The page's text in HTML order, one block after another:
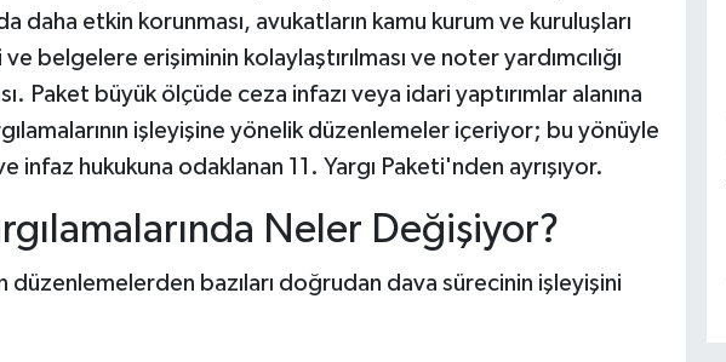
daha etkin korunması, avukatların kamu kurum ve kuruluşları
belgelere erişiminin kolaylaştırılması ve noter yardımcılığı
Paket büyük ölçüde ceza infazı veya idari yaptırımlar alanına
işleyişine yönelik düzenlemeler içeriyor; bu yönüyle
infaz hukukuna odaklanan 11. Yargı Paketi'nden ayrışıyor.
Neler Değişiyor?
düzenlemelerden bazıları doğrudan dava sürecinin işleyişini